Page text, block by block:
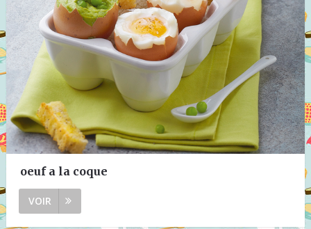
oeuf a la coque
VOIR